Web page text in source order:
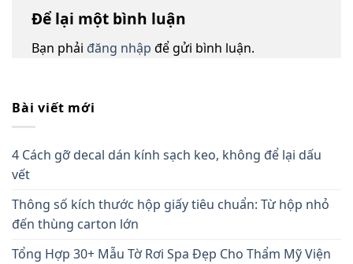
Để lại một bình luận
Bạn phải đăng nhập để gửi bình luận.
Bài viết mới
4 Cách gỡ decal dán kính sạch keo, không để lại dấu
vết
Thông số kích thước hộp giấy tiêu chuẩn: Từ hộp nhỏ
đến thùng carton lớn
Tổng Hợp 30+ Mẫu Tờ Rơi Spa Đẹp Cho Thẩm Mỹ Viện